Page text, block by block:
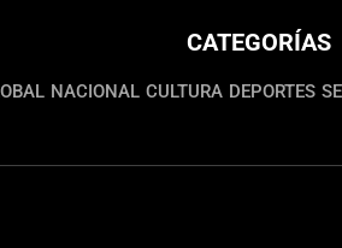
CATEGORÍAS
NACIONAL CULTURA DEPORTES